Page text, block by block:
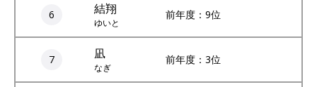
6 結翔
ゆいと
前年度：9位
7 凪
なぎ
前年度：3位